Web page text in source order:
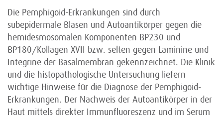
Die Pemphigoid-Erkrankungen sind durch
subepidermale Blasen und Autoantikörper gegen die
hemidesmosomalen Komponenten BP230 und
BP180/Kollagen XVII bzw. selten gegen Laminine und
Integrine der Basalmembran gekennzeichnet. Die Klinik
und die histopathologische Untersuchung liefern
wichtige Hinweise für die Diagnose der Pemphigoid-
Erkrankungen. Der Nachweis der Autoantikörper in der
Haut mittels direkter Immunfluoreszenz und im Serum